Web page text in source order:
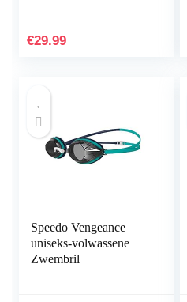
€29.99
Speedo Vengeance
uniseks-volwassene
Zwembril